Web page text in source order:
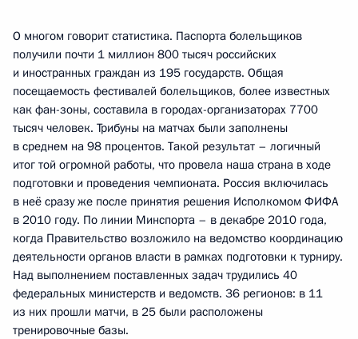
О многом говорит статистика. Паспорта болельщиков
получили почти 1 миллион 800 тысяч российских
и иностранных граждан из 195 государств. Общая
посещаемость фестивалей болельщиков, более известных
как фан-зоны, составила в городах-организаторах 7700
тысяч человек. Трибуны на матчах были заполнены
в среднем на 98 процентов. Такой результат – логичный
итог той огромной работы, что провела наша страна в ходе
подготовки и проведения чемпионата. Россия включилась
в неё сразу же после принятия решения Исполкомом ФИФА
в 2010 году. По линии Минспорта – в декабре 2010 года,
когда Правительство возложило на ведомство координацию
деятельности органов власти в рамках подготовки к турниру.
Над выполнением поставленных задач трудились 40
федеральных министерств и ведомств. 36 регионов: в 11
из них прошли матчи, в 25 были расположены
тренировочные базы.